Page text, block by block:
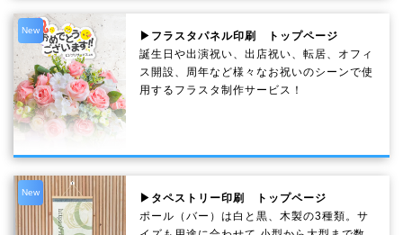
New
▶フラスタパネル印刷 トップページ
誕生日や出演祝い、出店祝い、転居、オフィ
ス開設、周年など様々なお祝いのシーンで使
用するフラスタ制作サービス！
New
▶タペストリー印刷 トップページ
ポール（バー）は白と黒、木製の3種類。サ